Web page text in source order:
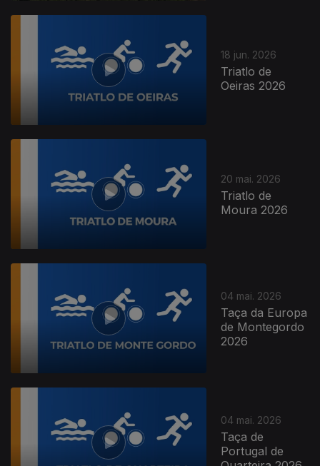
18 jun. 2026
Triatlo de
Oeiras 2026
20 mai. 2026
Triatlo de
Moura 2026
04 mai. 2026
Taça da Europa
de Montegordo
2026
04 mai. 2026
Taça de
Portugal de